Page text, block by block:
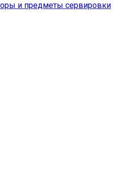
и предметы сервировки